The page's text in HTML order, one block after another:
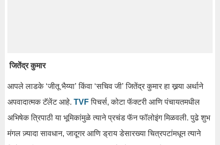
जितेंद्र कुमार
आपले लाडके ‘जीतू भैय्या’ किंवा ‘सचिव जी’ जितेंद्र कुमार हा खर्‍या अर्थाने
अपवादात्मक टॅलेंट आहे. TVF पिचर्स, कोटा फॅक्टरी आणि पंचायतमधील
अभिषेक त्रिपाठी या भूमिकांमुळे त्याने प्रचंड फॅन फॉलोइंग मिळवली. पुढे शुभ
मंगल ज़्यादा सावधान, जादूगर आणि ड्राय डेसारख्या चित्रपटांमधून त्याने